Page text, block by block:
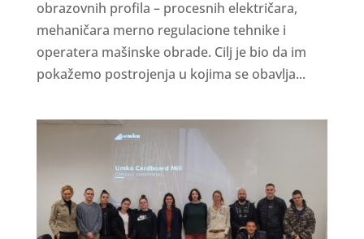
obrazovnih profila – procesnih električara,
mehaničara merno regulacione tehnike i
operatera mašinske obrade. Cilj je bio da im
pokažemo postrojenja u kojima se obavlja...